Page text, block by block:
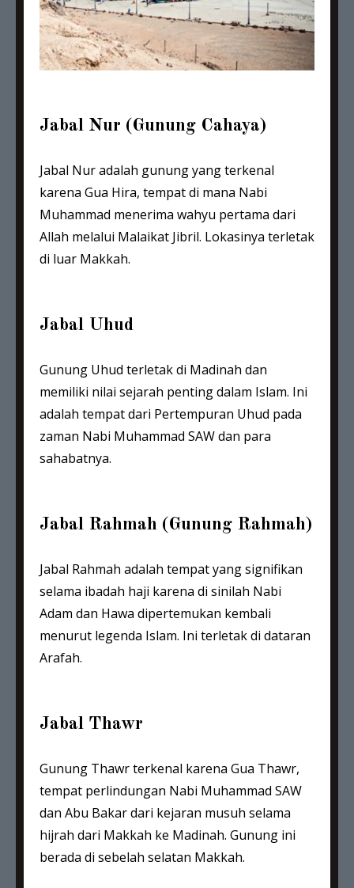
Jabal Nur (Gunung Cahaya)
Jabal Nur adalah gunung yang terkenal
karena Gua Hira, tempat di mana Nabi
Muhammad menerima wahyu pertama dari
Allah melalui Malaikat Jibril. Lokasinya terletak
di luar Makkah.
Jabal Uhud
Gunung Uhud terletak di Madinah dan
memiliki nilai sejarah penting dalam Islam. Ini
adalah tempat dari Pertempuran Uhud pada
zaman Nabi Muhammad SAW dan para
sahabatnya.
Jabal Rahmah (Gunung Rahmah)
Jabal Rahmah adalah tempat yang signifikan
selama ibadah haji karena di sinilah Nabi
Adam dan Hawa dipertemukan kembali
menurut legenda Islam. Ini terletak di dataran
Arafah.
Jabal Thawr
Gunung Thawr terkenal karena Gua Thawr,
tempat perlindungan Nabi Muhammad SAW
dan Abu Bakar dari kejaran musuh selama
hijrah dari Makkah ke Madinah. Gunung ini
berada di sebelah selatan Makkah.